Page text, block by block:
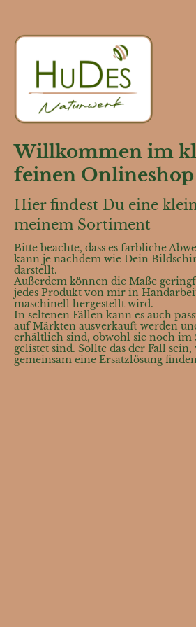
Willkommen im
feinen Onlineshop
Hier findest Du eine
meinem Sortiment
Bitte beachte, dass es farbliche
kann je nachdem wie Dein
darstellt.
Außerdem können die Maße
jedes Produkt von mir in
maschinell hergestellt wird.
In seltenen Fällen kann es auch
auf Märkten ausverkauft werden
erhältlich sind, obwohl sie noch im
gelistet sind. Sollte das der Fall
gemeinsam eine Ersatzlösung